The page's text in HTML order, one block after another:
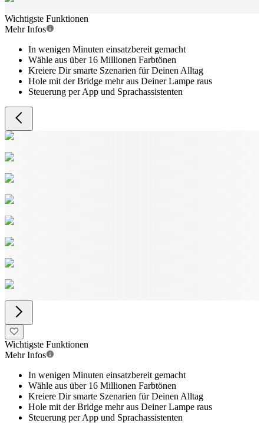
Wichtigste Funktionen
Mehr Infos
In wenigen Minuten einsatzbereit gemacht
Wähle aus über 16 Millionen Farbtönen
Kreiere Dir smarte Szenarien für Deinen Alltag
Hole mit der Bridge mehr aus Deiner Lampe raus
Steuerung per App und Sprachassistenten
Wichtigste Funktionen
Mehr Infos
In wenigen Minuten einsatzbereit gemacht
Wähle aus über 16 Millionen Farbtönen
Kreiere Dir smarte Szenarien für Deinen Alltag
Hole mit der Bridge mehr aus Deiner Lampe raus
Steuerung per App und Sprachassistenten